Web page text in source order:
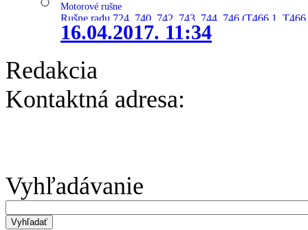
Motorové rušne
Rušne radu 724, 740, 742, 743, 744, 746 (T466.1,
16.04.2017. 11:34
Redakcia
Kontaktná adresa:
Vyhľadávanie